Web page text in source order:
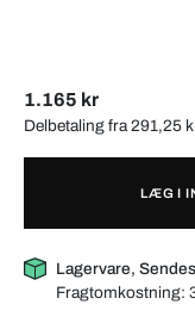
1.165 kr
Delbetaling fra 291,25
LÆG I
Lagervare,
Fragtomkostning: